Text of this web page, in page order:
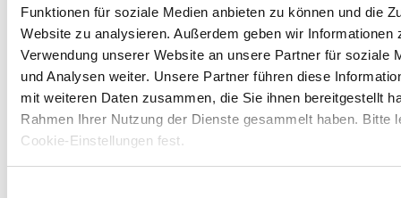
Funktionen für soziale Medien anbieten zu können und die
Website zu analysieren. Außerdem geben wir Informationen
Verwendung unserer Website an unsere Partner für soziale
und Analysen weiter. Unsere Partner führen diese
mit weiteren Daten zusammen, die Sie ihnen bereitgestellt
Rahmen Ihrer Nutzung der Dienste gesammelt haben. Bitte
Cookie-Einstellungen fest.